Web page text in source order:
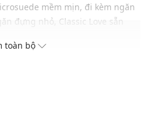
mềm mịn, đi kèm ngăn
đựng nhỏ, Classic Love sẵn
của mình.
toàn bộ